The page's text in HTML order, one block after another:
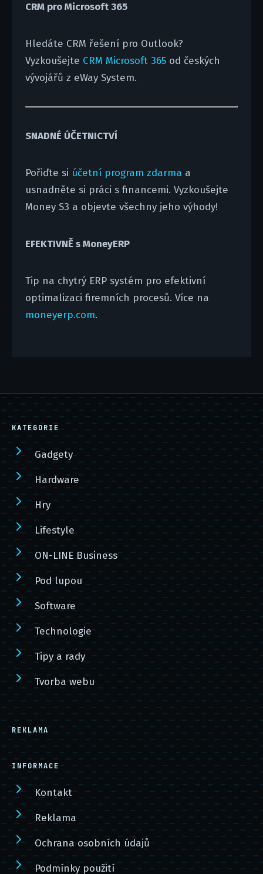
CRM pro Microsoft 365
Hledáte CRM řešení pro Outlook?
Vyzkoušejte CRM Microsoft 365od českých
vývojářů z eWay System.
SNADNÉ ÚČETNICTVÍ
Pořiďte si účetní program zdarma a
usnadněte si práci s financemi. Vyzkoušejte
Money S3 a objevte všechny jeho výhody!
EFEKTIVNĚ s MoneyERP
Tip na chytrý ERP systém pro efektivní
optimalizaci firemních procesů. Více na
moneyerp.com.
KATEGORIE
Gadgety
Hardware
Hry
Lifestyle
ON-LINE Business
Pod lupou
Software
Technologie
Tipy a rady
Tvorba webu
REKLAMA
INFORMACE
Kontakt
Reklama
Ochrana osobních údajů
Podmínky použití